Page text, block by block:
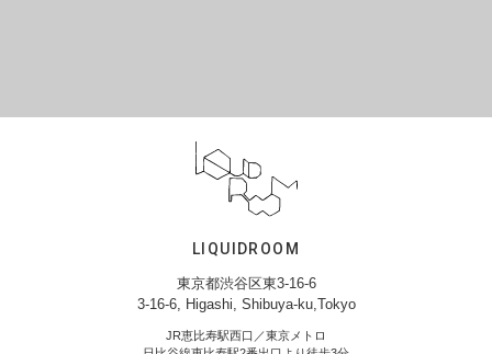
LIQUIDROOM
東京都渋谷区東3-16-6
3-16-6, Higashi, Shibuya-ku,Tokyo
JR恵比寿駅西口／東京メトロ